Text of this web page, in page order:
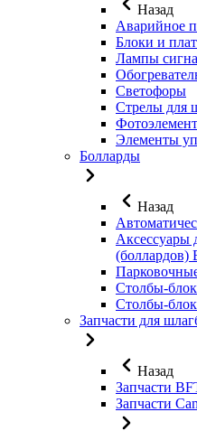
Назад
Аварийное
Блоки и
Лампы
Светофоры
Стрелы для
Элементы
Болларды
Назад
Аксессуары
(боллардов)
Столбы-
Столбы-
Запчасти для
Назад
Запчасти
Запчасти